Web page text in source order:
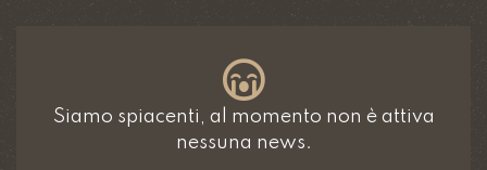
Siamo spiacenti, al momento non è attiva
nessuna news.